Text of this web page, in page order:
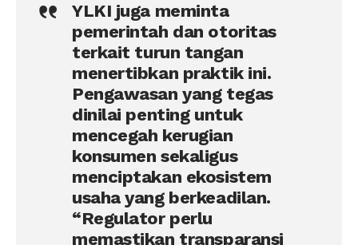
YLKI juga meminta
pemerintah dan otoritas
terkait turun tangan
menertibkan praktik ini.
Pengawasan yang tegas
dinilai penting untuk
mencegah kerugian
konsumen sekaligus
menciptakan ekosistem
usaha yang berkeadilan.
“Regulator perlu
memastikan transparansi